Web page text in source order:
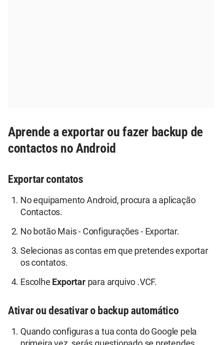
Aprende a exportar ou fazer backup de
contactos no Android
Exportar contatos
No equipamento Android, procura a aplicação
Contactos.
No botão Mais - Configurações - Exportar.
Selecionas as contas em que pretendes exportar
os contatos.
Escolhe Exportar para arquivo .VCF.
Ativar ou desativar o backup automático
Quando configuras a tua conta do Google pela